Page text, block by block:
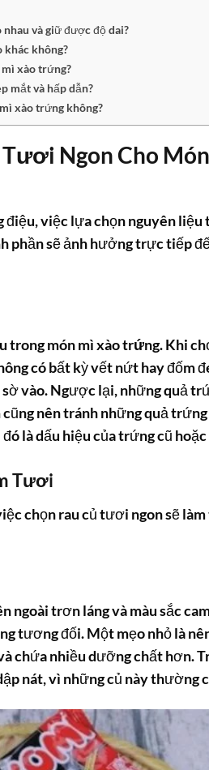
và giữ được độ dai?
khác không?
xào trứng?
mắt và hấp dẫn?
xào trứng không?
Ngon Cho
điệu, việc lựa chọn nguyên
phần sẽ ảnh hưởng trực tiếp
trong mónmì xào trứng. Khi
có bất kỳ vết nứt hay đốm
vào. Ngược lại, những quả
nên tránh những quả
là dấu hiệu của trứng cũ
Tươi
chọn rau củ tươi ngon sẽ
trơn láng và màu sắc
tương đối. Một mẹo nhỏ là
chứa nhiều dưỡng chất hơn.
nát, vì những củ này thường